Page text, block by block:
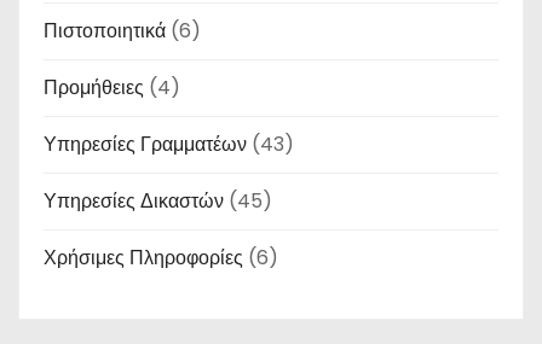
Πιστοποιητικά (6)
Προμήθειες (4)
Υπηρεσίες Γραμματέων (43)
Υπηρεσίες Δικαστών (45)
Χρήσιμες Πληροφορίες (6)